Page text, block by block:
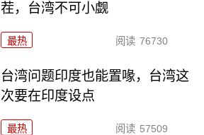
茬，台湾不可小觑
最热 阅读 76730
台湾问题印度也能置喙，台湾这
次要在印度设点
最热 阅读 57509